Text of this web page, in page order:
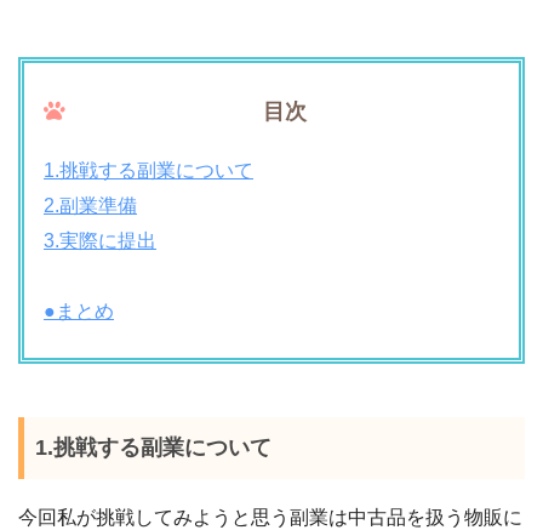
目次
1.挑戦する副業について
2.副業準備
3.実際に提出
●まとめ
1.挑戦する副業について
今回私が挑戦してみようと思う副業は中古品を扱う物販に